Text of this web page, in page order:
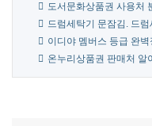
도서문화상품권 사용처
드럼세탁기 문잠김. 드
이디야 멤버스 등급 완
온누리상품권 판매처 알